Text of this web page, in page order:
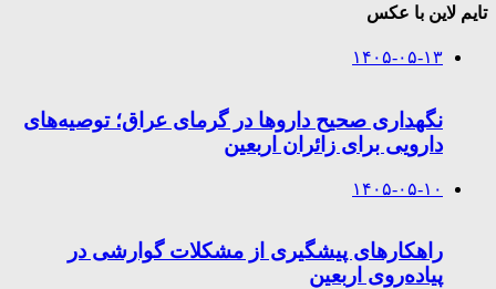
تایم لاین با عکس
۱۴۰۵-۰۵-۱۳
نگهداری صحیح داروها در گرمای عراق؛ توصیه‌های
دارویی برای زائران اربعین
۱۴۰۵-۰۵-۱۰
راهکارهای پیشگیری از مشکلات گوارشی در
پیاده‌روی اربعین